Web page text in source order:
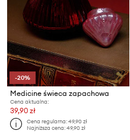
-20%
Medicine świeca zapachowa
Cena aktualna:
39,90 zł
Cena regularna:49,90 zł
Najniższa cena:49,90 zł